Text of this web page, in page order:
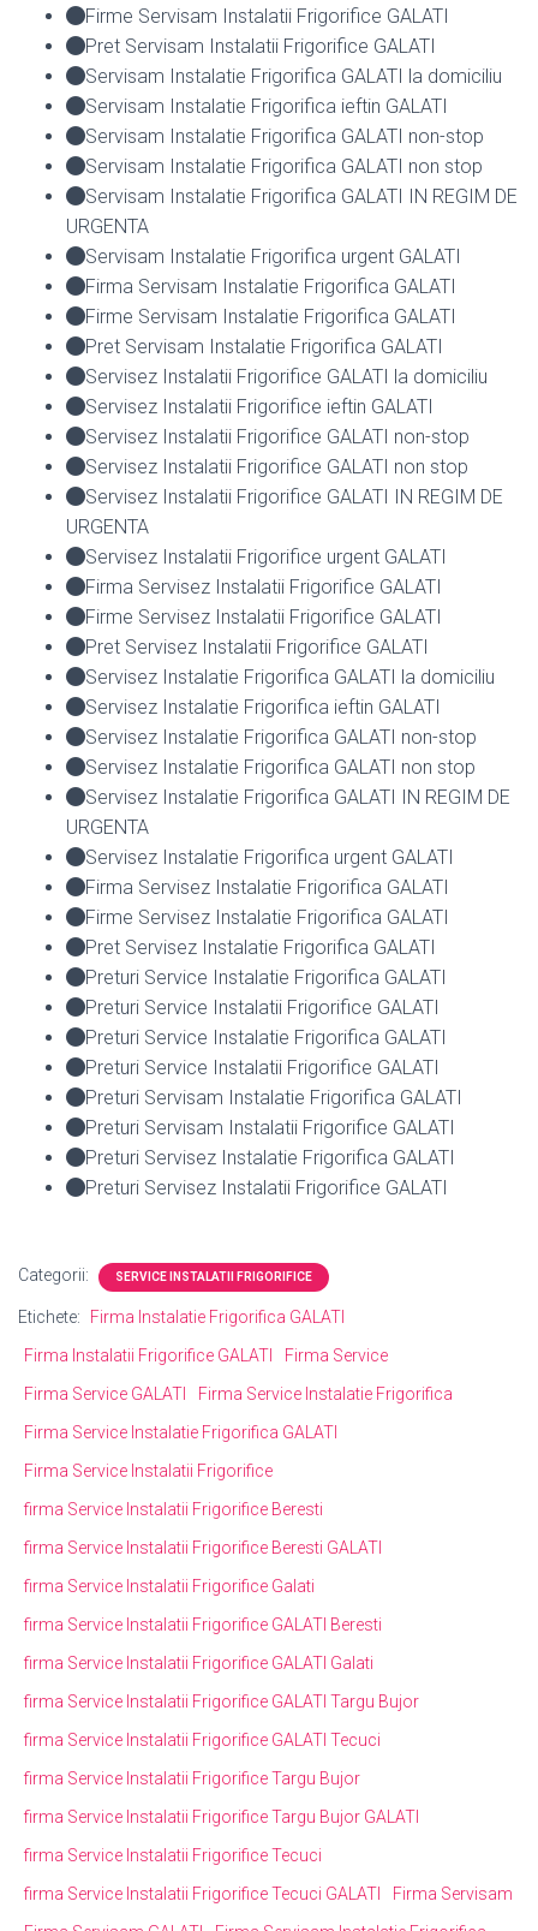
Firme Servisam Instalatii Frigorifice GALATI
Pret Servisam Instalatii Frigorifice GALATI
Servisam Instalatie Frigorifica GALATI la domiciliu
Servisam Instalatie Frigorifica ieftin GALATI
Servisam Instalatie Frigorifica GALATI non-stop
Servisam Instalatie Frigorifica GALATI non stop
Servisam Instalatie Frigorifica GALATI IN REGIM DE
URGENTA
Servisam Instalatie Frigorifica urgent GALATI
Firma Servisam Instalatie Frigorifica GALATI
Firme Servisam Instalatie Frigorifica GALATI
Pret Servisam Instalatie Frigorifica GALATI
Servisez Instalatii Frigorifice GALATI la domiciliu
Servisez Instalatii Frigorifice ieftin GALATI
Servisez Instalatii Frigorifice GALATI non-stop
Servisez Instalatii Frigorifice GALATI non stop
Servisez Instalatii Frigorifice GALATI IN REGIM DE
URGENTA
Servisez Instalatii Frigorifice urgent GALATI
Firma Servisez Instalatii Frigorifice GALATI
Firme Servisez Instalatii Frigorifice GALATI
Pret Servisez Instalatii Frigorifice GALATI
Servisez Instalatie Frigorifica GALATI la domiciliu
Servisez Instalatie Frigorifica ieftin GALATI
Servisez Instalatie Frigorifica GALATI non-stop
Servisez Instalatie Frigorifica GALATI non stop
Servisez Instalatie Frigorifica GALATI IN REGIM DE
URGENTA
Servisez Instalatie Frigorifica urgent GALATI
Firma Servisez Instalatie Frigorifica GALATI
Firme Servisez Instalatie Frigorifica GALATI
Pret Servisez Instalatie Frigorifica GALATI
Preturi Service Instalatie Frigorifica GALATI
Preturi Service Instalatii Frigorifice GALATI
Preturi Service Instalatie Frigorifica GALATI
Preturi Service Instalatii Frigorifice GALATI
Preturi Servisam Instalatie Frigorifica GALATI
Preturi Servisam Instalatii Frigorifice GALATI
Preturi Servisez Instalatie Frigorifica GALATI
Preturi Servisez Instalatii Frigorifice GALATI
Categorii: SERVICE INSTALATII FRIGORIFICE
Etichete:
Firma Instalatie Frigorifica GALATI
Firma Instalatii Frigorifice GALATI
Firma Service
Firma Service GALATI
Firma Service Instalatie Frigorifica
Firma Service Instalatie Frigorifica GALATI
Firma Service Instalatii Frigorifice
firma Service Instalatii Frigorifice Beresti
firma Service Instalatii Frigorifice Beresti GALATI
firma Service Instalatii Frigorifice Galati
firma Service Instalatii Frigorifice GALATI Beresti
firma Service Instalatii Frigorifice GALATI Galati
firma Service Instalatii Frigorifice GALATI Targu Bujor
firma Service Instalatii Frigorifice GALATI Tecuci
firma Service Instalatii Frigorifice Targu Bujor
firma Service Instalatii Frigorifice Targu Bujor GALATI
firma Service Instalatii Frigorifice Tecuci
firma Service Instalatii Frigorifice Tecuci GALATI
Firma Servisam